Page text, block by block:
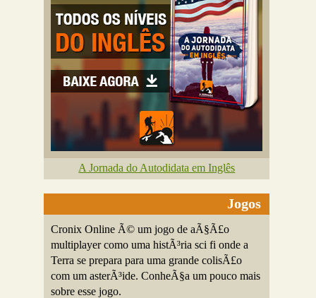
A Jornada do Autodidata em Inglês
Jogos
Cronix Online Ã© um jogo de aÃ§Ã£o
multiplayer como uma histÃ³ria sci fi onde a
Terra se prepara para uma grande colisÃ£o
com um asterÃ³ide. ConheÃ§a um pouco mais
sobre esse jogo.